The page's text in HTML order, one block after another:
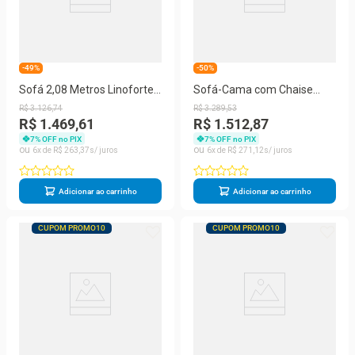
-49%
Sofá 2,08 Metros Linoforte
Nature, 4 Lugares, Suede
Veludo, Espuma D-33
R$3.126,74
R$ 1.469,61
7% OFF no PIX
6
R$ 263 37
Adicionar ao carrinho
-50%
Sofá-Cama com Chaise
188cm Linoforte Rayssa
Suede Veludo Espuma D-33
R$3.289,53
R$ 1.512,87
7% OFF no PIX
6
R$ 271 12
Adicionar ao carrinho
CUPOM PROMO10 CUPOM PROMO10